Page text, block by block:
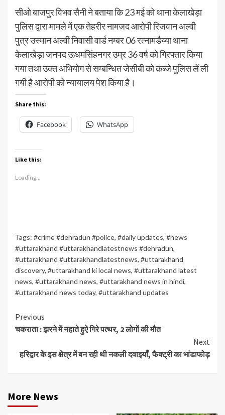
सीओ बाजपुर विभव सैनी ने बताया कि 23 मई को थाना केलाखेड़ा
पुलिस द्वारा मामले में एक तेहरीर नामजद आरोपी रिजवान अल्वी
पुत्र उस्मान अल्वी निवासी वार्ड नम्बर 06 रत्नामडैय्या थाना
केलाखेड़ा जनपद ऊधमसिंहनगर उम्र 36 वर्ष को गिरफ्तार किया
गया तथा उक्त अभियोग से सम्बन्धित जेसीबी को कब्जे पुलिस लें ली
गयी है आरोपी को न्यायालय पेश किया है।
Share this:
Facebook WhatsApp
Like this:
Loading...
Tags: #crime #dehradun #police, #daily updates, #news
#uttarakhand #uttarakhandlatestnews #dehradun,
#uttarakhand #uttarakhandlatestnews, #uttarakhand
discovery, #uttarakhand ki local news, #uttarakhand latest
news, #uttarakhand news, #uttarakhand news in hindi,
#uttarakhand news today, #uttarakhand updates
Continue
Reading
Previous
चकराता : झरने में नहाते हुऐ गिरे पत्थर, 2 लोगों की मौत
Next
हरिद्वार के इस क्षेत्र में बन रही थी नकली दवाइयाँ, फैक्ट्री का भांडाफोड़
More News